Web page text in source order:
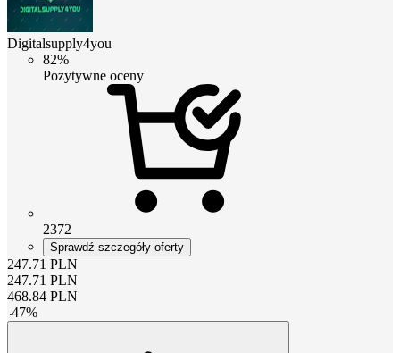
Digitalsupply4you
82%
Pozytywne oceny
2372
Sprawdź szczegóły oferty
247.71 PLN
247.71 PLN
468.84 PLN
-47%